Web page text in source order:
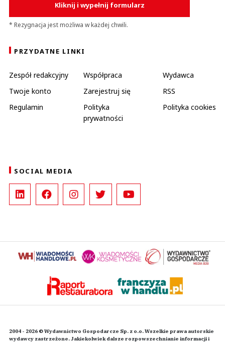
Kliknij i wypełnij formularz
* Rezygnacja jest możliwa w każdej chwili.
PRZYDATNE LINKI
Zespół redakcyjny Współpraca
Wydawca
Twoje konto
Zarejestruj się
RSS
Regulamin
Polityka
prywatności
Polityka cookies
SOCIAL MEDIA
2004 - 2026 © Wydawnictwo Gospodarcze Sp. z o.o. Wszelkie prawa autorskie
wydawcy zastrzeżone. Jakiekolwiek dalsze rozpowszechnianie informacji i